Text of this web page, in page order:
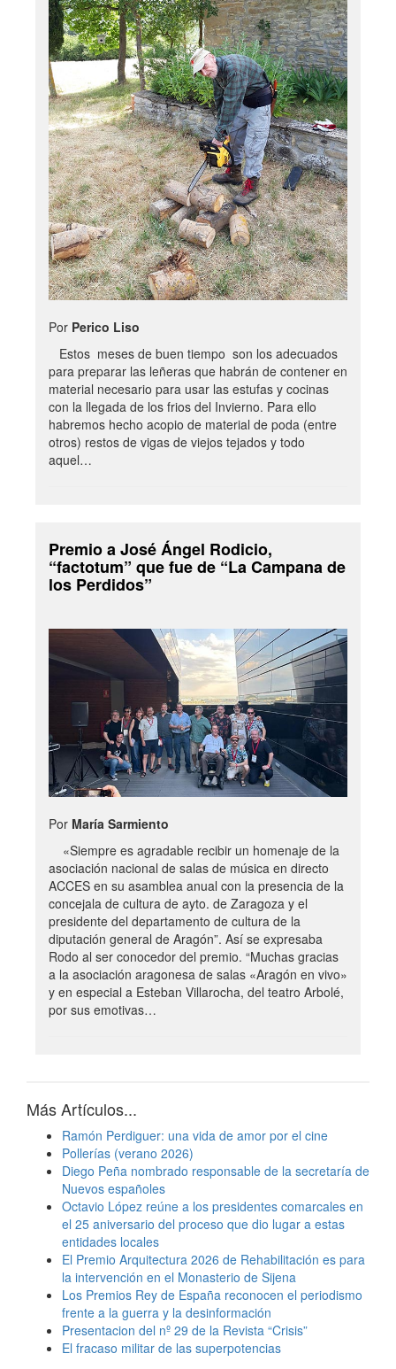
Por Perico Liso
Estos meses de buen tiempo son los adecuados
para preparar las leñeras que habrán de contener en
material necesario para usar las estufas y cocinas
con la llegada de los frios del Invierno. Para ello
habremos hecho acopio de material de poda (entre
otros) restos de vigas de viejos tejados y todo
aquel…
Premio a José Ángel Rodicio,
“factotum” que fue de “La Campana de
los Perdidos”
Por María Sarmiento
«Siempre es agradable recibir un homenaje de la
asociación nacional de salas de música en directo
ACCES en su asamblea anual con la presencia de la
concejala de cultura de ayto. de Zaragoza y el
presidente del departamento de cultura de la
diputación general de Aragón”. Así se expresaba
Rodo al ser conocedor del premio. “Muchas gracias
a la asociación aragonesa de salas «Aragón en vivo»
y en especial a Esteban Villarocha, del teatro Arbolé,
por sus emotivas…
Más Artículos...
Ramón Perdiguer: una vida de amor por el cine
Pollerías (verano 2026)
Diego Peña nombrado responsable de la secretaría de
Nuevos españoles
Octavio López reúne a los presidentes comarcales en
el 25 aniversario del proceso que dio lugar a estas
entidades locales
El Premio Arquitectura 2026 de Rehabilitación es para
la intervención en el Monasterio de Sijena
Los Premios Rey de España reconocen el periodismo
frente a la guerra y la desinformación
Presentacion del nº 29 de la Revista “Crisis”
El fracaso militar de las superpotencias